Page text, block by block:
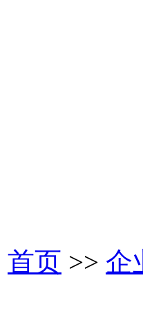
首页 >> 企